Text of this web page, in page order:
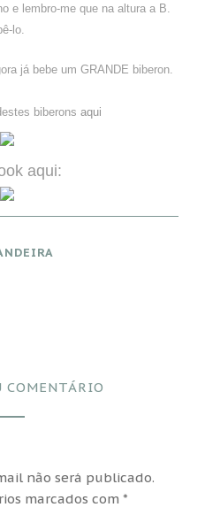
e lembro-me que na altura a B.
lo.
já bebe um GRANDE biberon.
biberons aqui
aqui:
COMENTÁRIO
não será publicado.
marcados com*